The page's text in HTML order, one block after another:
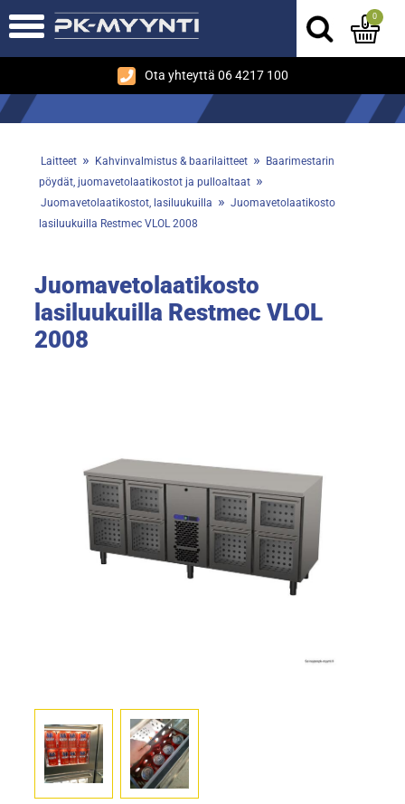
Ota yhteyttä 06 4217 100
0
Laitteet » Kahvinvalmistus & baarilaitteet »
Baarimestarin
pöydät, juomavetolaatikostot ja pulloaltaat »
Juomavetolaatikostot, lasiluukuilla » Juomavetolaatikosto
lasiluukuilla Restmec VLOL 2008
Juomavetolaatikosto
lasiluukuilla Restmec VLOL
2008